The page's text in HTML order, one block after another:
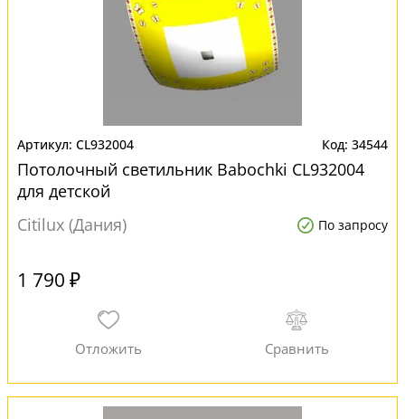
CL932004 34544
Потолочный светильник Babochki CL932004
для детской
Citilux (Дания)
По запросу
1 790 ₽